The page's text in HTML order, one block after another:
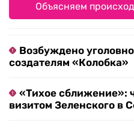
Объясняем
Возбуждено
создателям «Колобка»
«Тихое сближение»:
визитом Зеленского в